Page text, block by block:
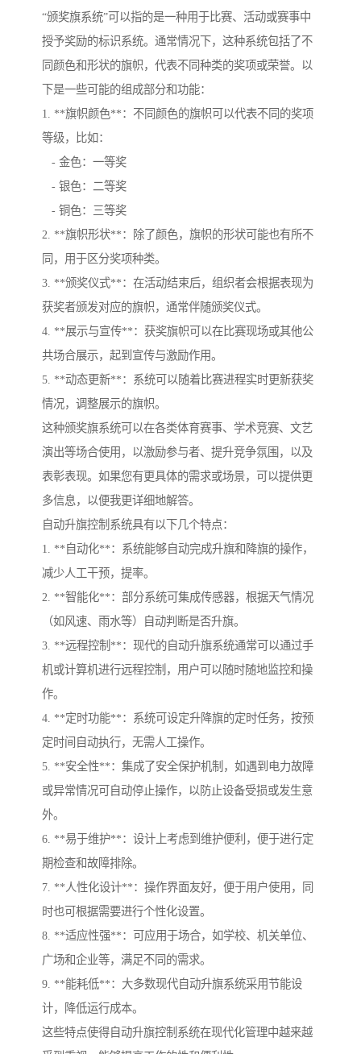
“颁奖旗系统”可以指的是一种用于比赛、活动或赛事中
授予奖励的标识系统。通常情况下，这种系统包括了不
同颜色和形状的旗帜，代表不同种类的奖项或荣誉。以
下是一些可能的组成部分和功能：
1. **旗帜颜色**：不同颜色的旗帜可以代表不同的奖项
等级，比如：
- 金色：一等奖
- 银色：二等奖
- 铜色：三等奖
2. **旗帜形状**：除了颜色，旗帜的形状可能也有所不
同，用于区分奖项种类。
3. **颁奖仪式**：在活动结束后，组织者会根据表现为
获奖者颁发对应的旗帜，通常伴随颁奖仪式。
4. **展示与宣传**：获奖旗帜可以在比赛现场或其他公
共场合展示，起到宣传与激励作用。
5. **动态更新**：系统可以随着比赛进程实时更新获奖
情况，调整展示的旗帜。
这种颁奖旗系统可以在各类体育赛事、学术竞赛、文艺
演出等场合使用，以激励参与者、提升竞争氛围，以及
表彰表现。如果您有更具体的需求或场景，可以提供更
多信息，以便我更详细地解答。
自动升旗控制系统具有以下几个特点：
1. **自动化**：系统能够自动完成升旗和降旗的操作，
减少人工干预，提率。
2. **智能化**：部分系统可集成传感器，根据天气情况
（如风速、雨水等）自动判断是否升旗。
3. **远程控制**：现代的自动升旗系统通常可以通过手
机或计算机进行远程控制，用户可以随时随地监控和操
作。
4. **定时功能**：系统可设定升降旗的定时任务，按预
定时间自动执行，无需人工操作。
5. **安全性**：集成了安全保护机制，如遇到电力故障
或异常情况可自动停止操作，以防止设备受损或发生意
外。
6. **易于维护**：设计上考虑到维护便利，便于进行定
期检查和故障排除。
7. **人性化设计**：操作界面友好，便于用户使用，同
时也可根据需要进行个性化设置。
8. **适应性强**：可应用于场合，如学校、机关单位、
广场和企业等，满足不同的需求。
9. **能耗低**：大多数现代自动升旗系统采用节能设
计，降低运行成本。
这些特点使得自动升旗控制系统在现代化管理中越来越